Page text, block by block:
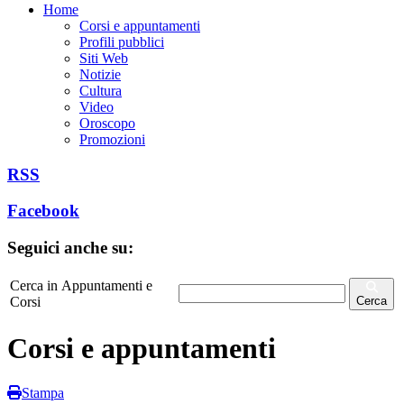
Home
Corsi e appuntamenti
Profili pubblici
Siti Web
Notizie
Cultura
Video
Oroscopo
Promozioni
RSS
Facebook
Seguici anche su:
Cerca in Appuntamenti e
Corsi
Cerca
Corsi e appuntamenti
Stampa